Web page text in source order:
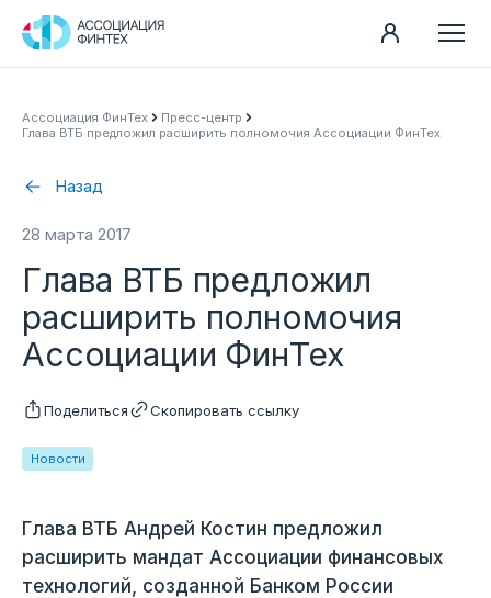
Ассоциация
Пресс-центр
Карьера
Контакты
Ассоциация ФинТех
Пресс-центр
Глава ВТБ предложил расширить полномочия Ассоциации ФинТех
Назад
28 марта 2017
Новости
Глава ВТБ предложил
расширить полномочия
Ассоциации ФинТех
Поделиться Скопировать ссылку
Глава ВТБ Андрей Костин предложил
расширить мандат Ассоциации финансовых
технологий, созданной Банком России